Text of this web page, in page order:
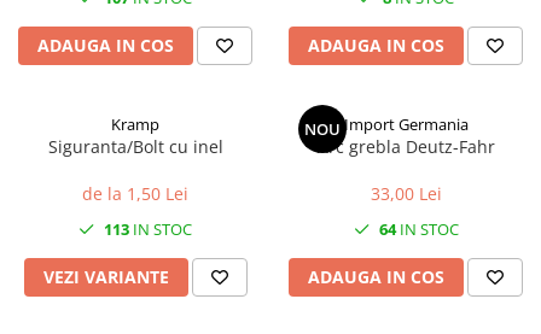
1.8.6. Transmisie punte fața 4 WD
(4x4)
1.8.7. Direcție
1.8.8. Cabluri ambreiaj și
transmisie
1.8.9. Pompe ambreiaj
ADAUGA IN COS ADAUGA IN COS
Kramp
Siguranta/Bolt cu inel
de la 1,50 Lei
113 IN STOC
VEZI VARIANTE
NOUImport Germania
Arc grebla Deutz-Fahr
33,00 Lei
64IN STOC
ADAUGA IN COS